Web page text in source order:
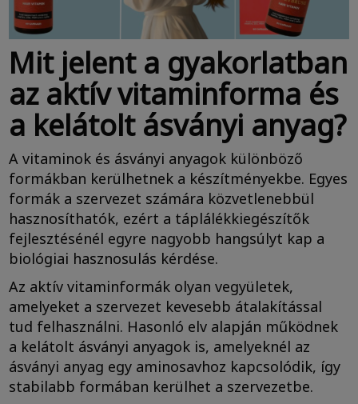
Mit jelent a gyakorlatban
az aktív vitaminforma és
a kelátolt ásványi anyag?
A vitaminok és ásványi anyagok különböző
formákban kerülhetnek a készítményekbe. Egyes
formák a szervezet számára közvetlenebbül
hasznosíthatók, ezért a táplálékkiegészítők
fejlesztésénél egyre nagyobb hangsúlyt kap a
biológiai hasznosulás kérdése.
Az aktív vitaminformák olyan vegyületek,
amelyeket a szervezet kevesebb átalakítással
tud felhasználni. Hasonló elv alapján működnek
a kelátolt ásványi anyagok is, amelyeknél az
ásványi anyag egy aminosavhoz kapcsolódik, így
stabilabb formában kerülhet a szervezetbe.